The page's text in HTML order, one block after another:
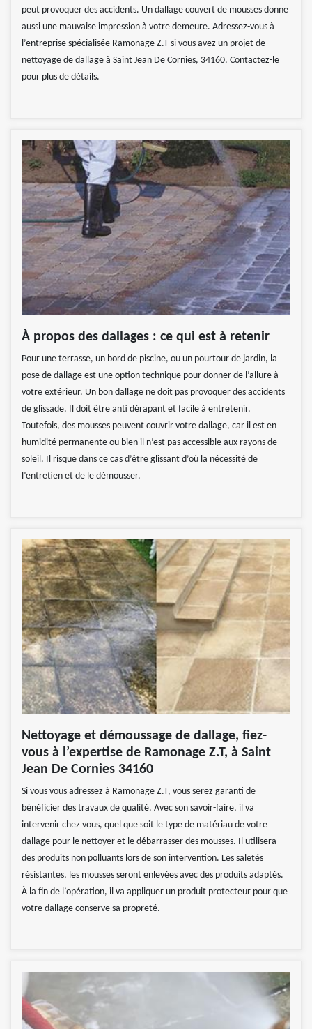
peut provoquer des accidents. Un dallage couvert de mousses donne
aussi une mauvaise impression à votre demeure. Adressez-vous à
l’entreprise spécialisée Ramonage Z.T si vous avez un projet de
nettoyage de dallage à Saint Jean De Cornies, 34160. Contactez-le
pour plus de détails.
À propos des dallages : ce qui est à retenir
Pour une terrasse, un bord de piscine, ou un pourtour de jardin, la
pose de dallage est une option technique pour donner de l’allure à
votre extérieur. Un bon dallage ne doit pas provoquer des accidents
de glissade. Il doit être anti dérapant et facile à entretenir.
Toutefois, des mousses peuvent couvrir votre dallage, car il est en
humidité permanente ou bien il n’est pas accessible aux rayons de
soleil. Il risque dans ce cas d’être glissant d’où la nécessité de
l’entretien et de le démousser.
Nettoyage et démoussage de dallage, fiez-
vous à l’expertise de Ramonage Z.T, à Saint
Jean De Cornies 34160
Si vous vous adressez à Ramonage Z.T, vous serez garanti de
bénéficier des travaux de qualité. Avec son savoir-faire, il va
intervenir chez vous, quel que soit le type de matériau de votre
dallage pour le nettoyer et le débarrasser des mousses. Il utilisera
des produits non polluants lors de son intervention. Les saletés
résistantes, les mousses seront enlevées avec des produits adaptés.
À la fin de l’opération, il va appliquer un produit protecteur pour que
votre dallage conserve sa propreté.